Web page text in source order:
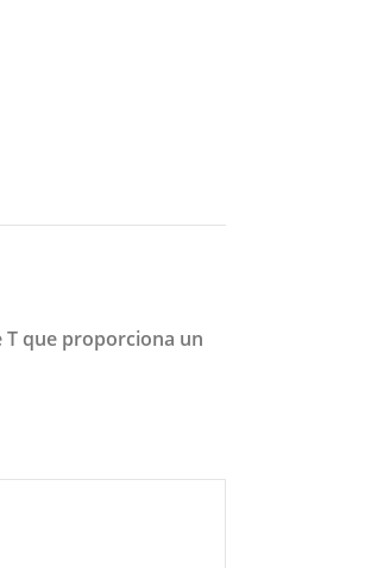
T que proporciona un